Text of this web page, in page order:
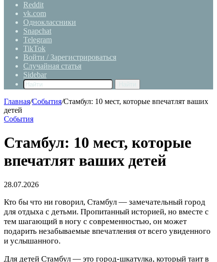
Reddit
vk.com
Одноклассники
Snapchat
Telegram
TikTok
Войти / Зарегистрироваться
Случайная статья
Sidebar
Главная/События/Стамбул: 10 мест, которые впечатлят ваших
детей
События
Стамбул: 10 мест, которые
впечатлят ваших детей
28.07.2026
Кто бы что ни говорил, Стамбул — замечательный город
для отдыха с детьми. Пропитанный историей, но вместе с
тем шагающий в ногу с современностью, он может
подарить незабываемые впечатления от всего увиденного
и услышанного.
Для детей Стамбул — это город-шкатулка, который таит в